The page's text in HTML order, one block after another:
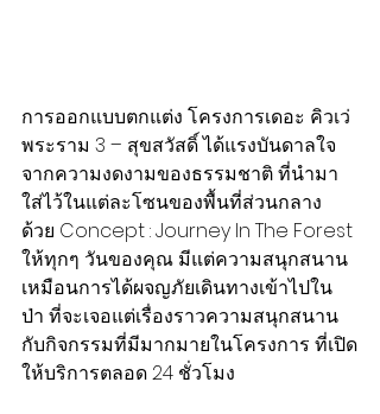
การออกแบบตกแต่ง โครงการเดอะ คิวเว่
พระราม 3 – สุขสวัสดิ์ ได้แรงบันดาลใจ
จากความงดงามของธรรมชาติ ที่นำมา
ใส่ไว้ในแต่ละโซนของพื้นที่ส่วนกลาง
ด้วย Concept : Journey In The Forest
ให้ทุกๆ วันของคุณ มีแต่ความสนุกสนาน
เหมือนการได้ผจญภัยเดินทางเข้าไปใน
ป่า ที่จะเจอแต่เรื่องราวความสนุกสนาน
กับกิจกรรมที่มีมากมายในโครงการ ที่เปิด
ให้บริการตลอด 24 ชั่วโมง